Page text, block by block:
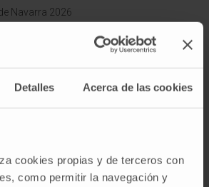
Detalles Acerca de las cookies
cookies propias y de terceros con
como permitir la navegación y
Navarra 2026
a nuestra comunidad!